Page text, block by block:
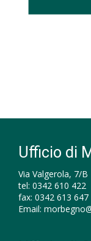
Ufficio di
Via Valgerola, 7/B
tel: 0342 610 422
fax: 0342 613 647
Email: